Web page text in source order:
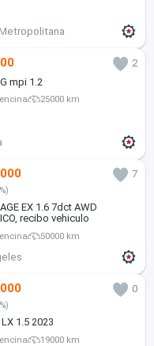
2
mpi 1.2
25000 km
7
EX 1.6 7dct AWD
recibo vehiculo
50000 km
0
LX 1.5 2023
19000 km